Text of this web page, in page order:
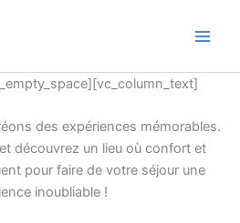
des expériences mémorables.
découvrez un lieu où confort et
pour faire de votre séjour une
inoubliable !